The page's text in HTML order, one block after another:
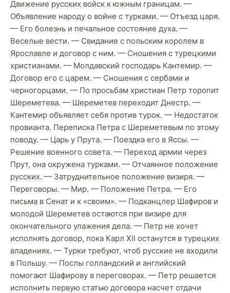
Движение русских войск к южным границам. —
Объявление народу о войне с турками. — Отъезд царя.
— Его болезнь и печальное состояние духа. —
Веселые вести. — Свидание с польским королем в
Ярославле и договор с ним. — Сношения с турецкими
христианами. — Молдавский господарь Кантемир. —
Договор его с царем. — Сношения с сербами и
черногорцами. — По просьбам христиан Петр торопит
Шереметева. — Шереметев переходит Днестр. —
Кантемир объявляет себя против турок. — Недостаток
провианта. Переписка Петра с Шереметевым по этому
поводу. — Царь у Прута. — Поездка его в Яссы. —
Решение военного совета. — Переход армии через
Прут, она окружена турками. — Отчаянное положение
русских. — Затруднительное положение визиря. —
Переговоры. — Мир. — Положение Петра. — Его
письма в Сенат и к «своим». — Подканцлер Шафиров и
молодой Шереметев остаются при визире для
окончательного улажения дела. — Петр не хочет
исполнять договор, пока Карл XII останутся в турецких
владениях. — Турки требуют, чтоб русские не входили
в Польшу. — Послы голландский и английский
помогают Шафирову в переговорах. — Петр решается
исполнить первую статью договора насчет отдачи